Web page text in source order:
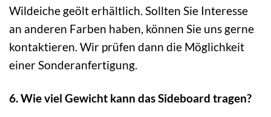
Wildeiche geölt erhältlich. Sollten Sie Interesse
an anderen Farben haben, können Sie uns gerne
kontaktieren. Wir prüfen dann die Möglichkeit
einer Sonderanfertigung.
6. Wie viel Gewicht kann das Sideboard tragen?